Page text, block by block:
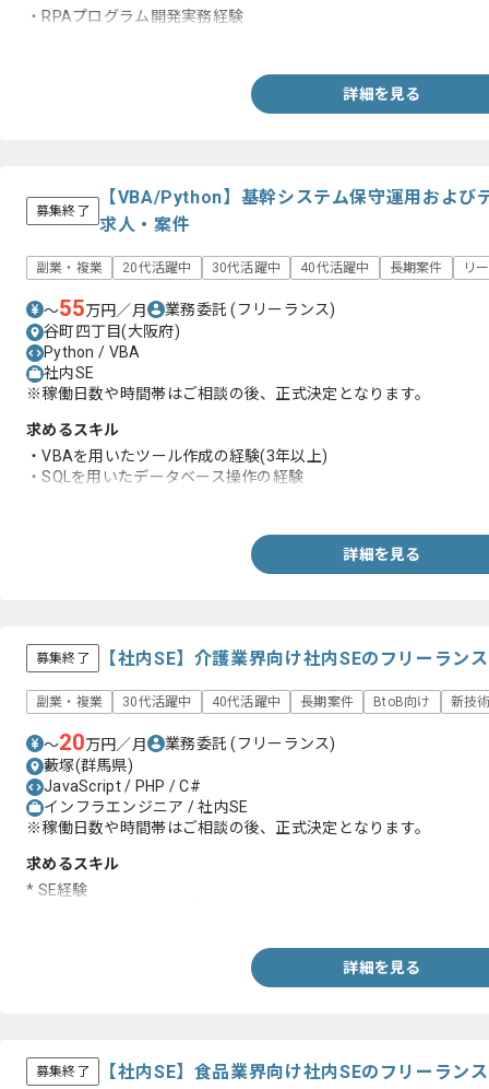
・RPAプログラム開発実務経験
詳細を見る
募集終了
【VBA/Python】基幹システム保守運用および
求人・案件
副業・複業 20代活躍中 30代活躍中 40代活躍中 長期案件 リ
〜55万円／月 業務委託(フリーランス)
谷町四丁目(大阪府)
Python / VBA
社内SE
※稼働日数や時間帯はご相談の後、正式決定となります。
求めるスキル
・VBAを用いたツール作成の経験(3年以上)
・SQLを用いたデータベース操作の経験
詳細を見る
募集終了 【社内SE】介護業界向け社内SEのフリーラン
副業・複業 30代活躍中 40代活躍中 長期案件 BtoB向け 新技
〜20万円／月 業務委託(フリーランス)
藪塚(群馬県)
JavaScript / PHP / C#
インフラエンジニア / 社内SE
※稼働日数や時間帯はご相談の後、正式決定となります。
求めるスキル
* SE経験
詳細を見る
募集終了 【社内SE】食品業界向け社内SEのフリーラン